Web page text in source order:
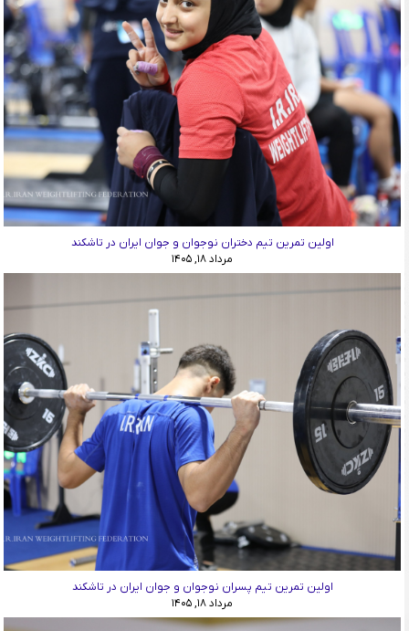
اولین تمرین تیم دختران نوجوان و جوان ایران در تاشکند
مرداد ۱۸, ۱۴۰۵
اولین تمرین تیم پسران نوجوان و جوان ایران در تاشکند
مرداد ۱۸, ۱۴۰۵